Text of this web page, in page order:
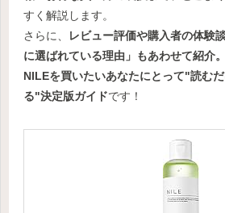
すく解説します。
さらに、
レビュー評価や購入者の体験
に選ばれている理由」もあわせて紹介。
NILEを買いたいあなたにとって"読む
る"決定版ガイドです！